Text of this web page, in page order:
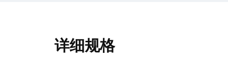
详细规格